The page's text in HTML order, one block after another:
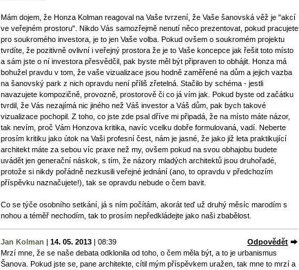
Mám dojem, že Honza Kolman reagoval na Vaše tvrzení, že Vaše šanovská věž je "akcí
ve veřejném prostoru". Nikdo Vás samozřejmě nenutí něco prezentovat, pokud pracujete
pro soukromého investora, je to jen Vaše volba. Pokud ovšem o soukromém projektu
tvrdíte, že pozitivně ovlivní i veřejný prostora že je to Vaše koncepce jak řešit toto místo
a sám jste o ní investora přesvědčil, pak byste měl být připraven to obhájit. Honza má
bohužel pravdu v tom, že vaše vizualizace jsou hodně zaměřené na dům a jejich vazba
na šanovský park z nich opravdu není příliš zřetelná. Stačilo by schéma - jestli
navazujete kompozičně, provozně, prostorově či co já vím jak. Pokud byste od začátku
tvrdil, že Vás nezajímá nic jiného než Váš investor a Váš dům, pak bych takové
vizualizace pochopil. Z toho, co jste zde psal dříve mi připadá, že na místo máte názor,
tak nevím, proč Vám Honzova kritika, navíc vcelku dobře formulovaná, vadí. Neberte
prosím kritiku jako útok na Vaši profesní čest, nám je jasné, že jako již leta praktikující
architekt máte za sebou víc praxe než my, ovšem pokud na svou obhajobu budete
uvádět jen generační náskok, s tím, že názory mladých architektů jsou druhořadé,
protože si nikdy pořádně nezkusili veřejné jednání (ano, to opravdu v předchozím
příspěvku naznačujete!), tak se opravdu nebude o čem bavit.
Co se týče osobního setkání, já s ním počítám, akorát teď už druhý měsíc marodím s
nohou a téměř nechodím, tak to prosím nepředkládejte jako naši zbabělost.
Jan Kolman | 14. 05. 2013 | 08:39
Odpovědět
Mrzí mne, že se naše debata odklonila od toho, o čem měla být, a to je urbanismus
Šanova. Pokud jste se, pane architekte, cítil mým příspěvkem uražen, tak mne to mrzí a